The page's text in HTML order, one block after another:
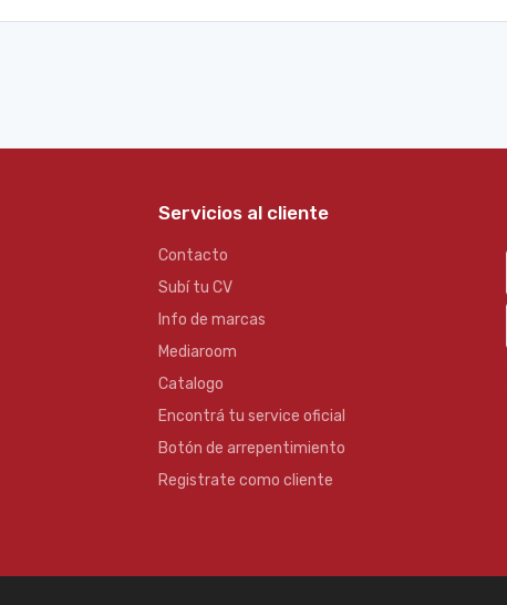
Servicios al cliente
Contacto
Subí tu CV
Info de marcas
Mediaroom
Catalogo
Encontrá tu service oficial
Botón de arrepentimiento
Registrate como cliente